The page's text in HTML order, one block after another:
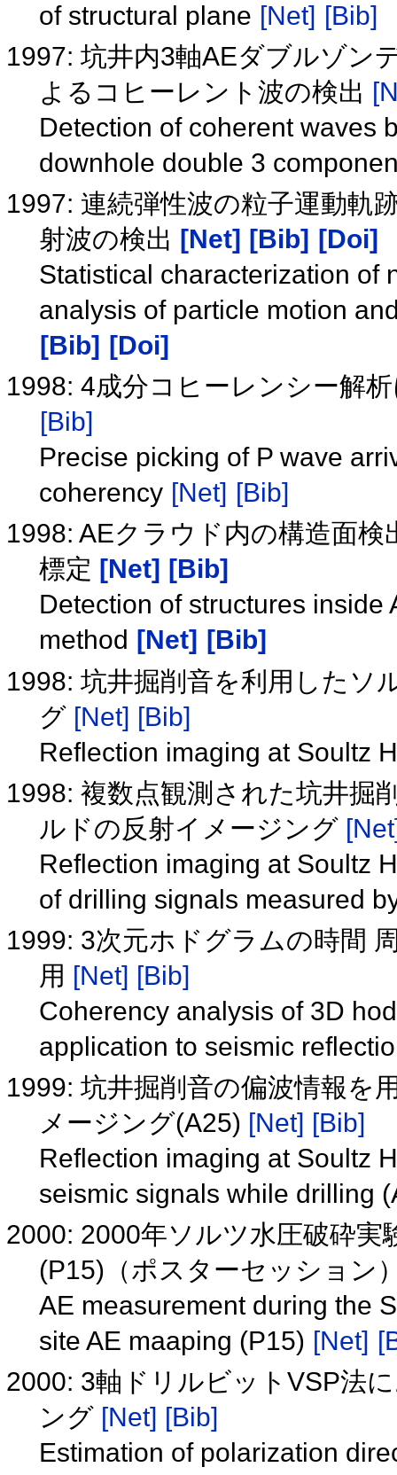
of structural plane [Net] [Bib]
1997: 坑井内3軸AEダブルゾン
よるコヒーレント波の検出
Detection of coherent waves
downhole double 3
1997: 連続弾性波の粒子運動軌
射波の検出 [Net] [Bib]
[Doi]
Statistical characterization of
analysis of particle motion
[Bib]
[Doi]
1998: 4成分コヒーレンシー解
[Bib]
Precise picking of P wave
coherency [Net] [Bib]
1998: AEクラウド内の構造面
標定 [Net] [Bib]
Detection of structures
method [Net]
[Bib]
1998: 坑井掘削音を利用したソ
グ [Net] [Bib]
Reflection imaging at Soultz
1998: 複数点観測された坑井掘
ルドの反射イメージング
Reflection imaging at Soultz
of drilling signals measured
1999: 3次元ホドグラムの時間
用 [Net] [Bib]
Coherency analysis of 3D
application to seismic
1999: 坑井掘削音の偏波情報を
メージング(A25) [Net] [Bib]
Reflection imaging at Soultz
seismic signals while drilling
2000: 2000年ソルツ水圧破砕
(P15)（ポスターセッション
AE measurement during the
site AE maaping (P15) [Net]
2000: 3軸ドリルビットVSP法
ング [Net] [Bib]
Estimation of polarization